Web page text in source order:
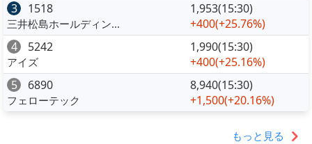
3
1518
三井松島ホールディン...
1,953(15:30)
+400(+25.76%)
4
5242
アイズ
1,990(15:30)
+400(+25.16%)
5
6890
フェローテック
8,940(15:30)
+1,500(+20.16%)
もっと見る